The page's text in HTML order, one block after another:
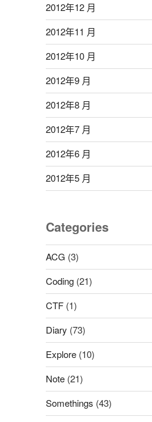
2012年12 月
2012年11 月
2012年10 月
2012年9 月
2012年8 月
2012年7 月
2012年6 月
2012年5 月
Categories
ACG (3)
Coding(21)
CTF(1)
Diary (73)
Explore(10)
Note(21)
Somethings (43)